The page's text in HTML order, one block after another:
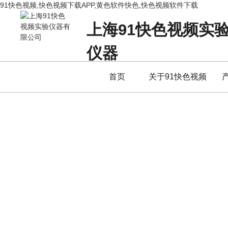
91快色视频,快色视频下载APP,黄色软件快色,快色视频软件下载
上海91快色视频实
仪器
立足专业，用服务赢得市场
首页 关于91快色视频